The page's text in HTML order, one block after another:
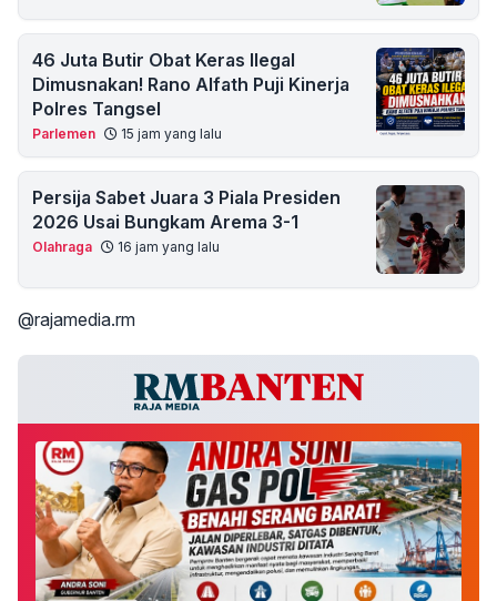
46 Juta Butir Obat Keras Ilegal
Dimusnakan! Rano Alfath Puji Kinerja
Polres Tangsel
Parlemen 15 jam yang lalu
Persija Sabet Juara 3 Piala Presiden
2026 Usai Bungkam Arema 3-1
Olahraga 16 jam yang lalu
@rajamedia.rm